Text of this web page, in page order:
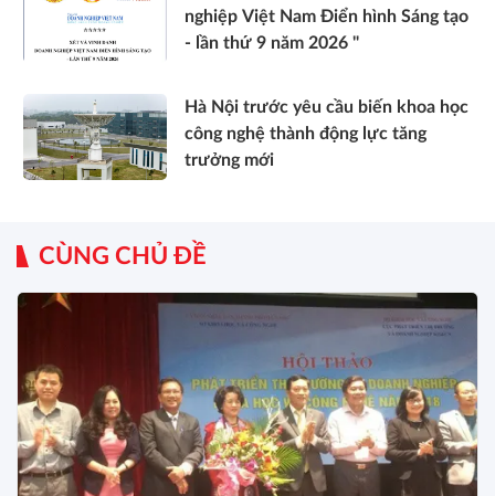
nghiệp Việt Nam Điển hình Sáng tạo
- lần thứ 9 năm 2026 "
Hà Nội trước yêu cầu biến khoa học
công nghệ thành động lực tăng
trưởng mới
CÙNG CHỦ ĐỀ